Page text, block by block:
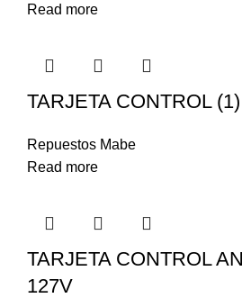
Read more
TARJETA CONTROL (1)
Repuestos Mabe
Read more
TARJETA CONTROL
127V